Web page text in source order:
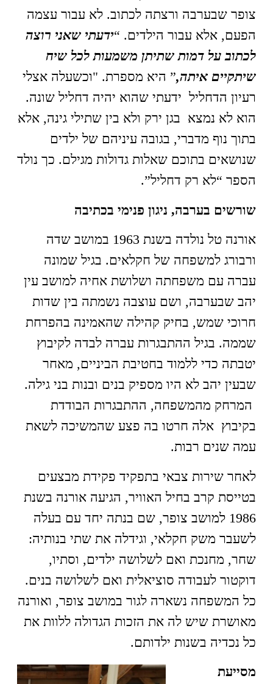
צופר שבערבה ורצתה לכתוב. לא עבור עצמה
הפעם, אלא עבור הילדים. “ידעתי שאני רוצה
לכתוב על דמות שתיתן משמעות לכל שיח
שיתקיים איתה,” היא מספרת. "וכשעלה אצלי
רעיון הדחליל ידעתי שהוא יהיה דחליל שונה.
הוא לא נמצא בגן ירק ולא בין שתילי גינה, אלא
בתוך נוף מדברי, בגובה עיניהם של ילדים
שנושאים בתוכם שאלות גדולות מגילם. כך נולד
הספר “לא רק דחליל”.
שורשים בערבה, ניגון פנימי בכתיבה
אורנה טל נולדה בשנת 1963 במושב שדה
ורבורג למשפחה של חקלאים. בגיל שמונה
עברה עם משפחתה ושלושת אחיה למושב עין
יהב שבערבה, ושם עוצבה נשמתה בין שדות
חרוכי שמש, בחיק קהילה שהאמינה בהפרחת
שממה. בגיל ההתבגרות עברה לבדה לקיבוץ
יטבתה כדי ללמוד בחטיבת הביניים, מאחר
שבעין יהב לא היו מספיק בנים ובנות בני גילה.
המרחק מהמשפחה, ההתבגרות הבודדת
בקיבוץ אלה חרטו בה פצע שהמשיכה לשאת
עמה שנים רבות.
לאחר שירות צבאי בתפקיד פקידת מבצעים
בטייסת קרב בחיל האוויר, הגיעה אורנה בשנת
1986 למושב צופר, שם בנתה יחד עם בעלה
לשעבר משק חקלאי, וגידלה את שתי בנותיה:
שחר, מחנכת ואם לשלושה ילדים, וסתיו,
דוקטור לעבודה סוציאלית ואם לשלושה בנים.
כל המשפחה נשארה לגור במושב צופר, ואורנה
מאושרת שיש לה את הזכות הגדולה ללוות את
כל נכדיה בשנות ילדותם.
מסייעת